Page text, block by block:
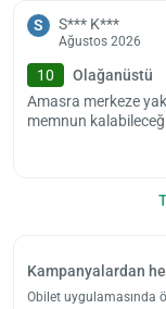
S S*** K***
Ağustos 2026
10
Olağanüstü
Amasra merkeze
memnun
Kampanyalardan
Obilet uygulamasında